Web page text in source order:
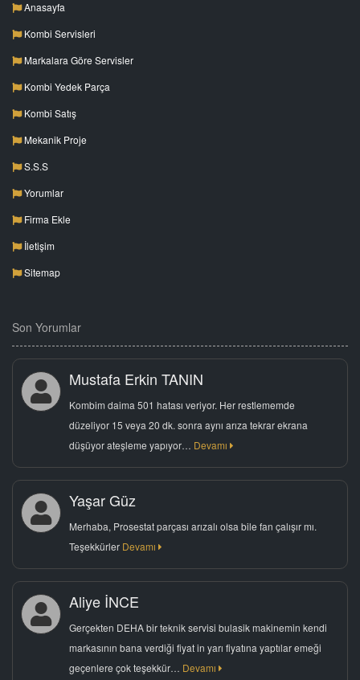
Anasayfa
Kombi Servisleri
Markalara Göre Servisler
Kombi Yedek Parça
Kombi Satış
Mekanik Proje
S.S.S
Yorumlar
Firma Ekle
İletişim
Sitemap
Son Yorumlar
Mustafa Erkin TANIN
Kombim daima 501 hatası veriyor. Her restlememde
düzeliyor 15 veya 20 dk. sonra aynı arıza tekrar ekrana
düşüyor ateşleme yapıyor… Devamı
Yaşar Güz
Merhaba, Prosestat parçası arızalı olsa bile fan çalışır mı.
Teşekkürler Devamı
Aliye İNCE
Gerçekten DEHA bir teknik servisi bulasik makinemin kendi
markasının bana verdiği fiyat in yarı fiyatına yaptılar emeği
geçenlere çok teşekkür… Devamı